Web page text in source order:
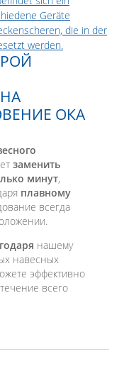
ОКА
заменить
минут,
плавному
всегда
нашему
навесных
эффективно
всего